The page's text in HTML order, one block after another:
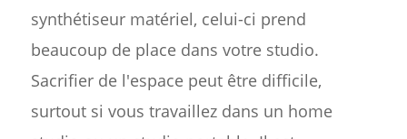
synthétiseur matériel, celui-ci prend
beaucoup de place dans votre studio.
Sacrifier de l'espace peut être difficile,
surtout si vous travaillez dans un home